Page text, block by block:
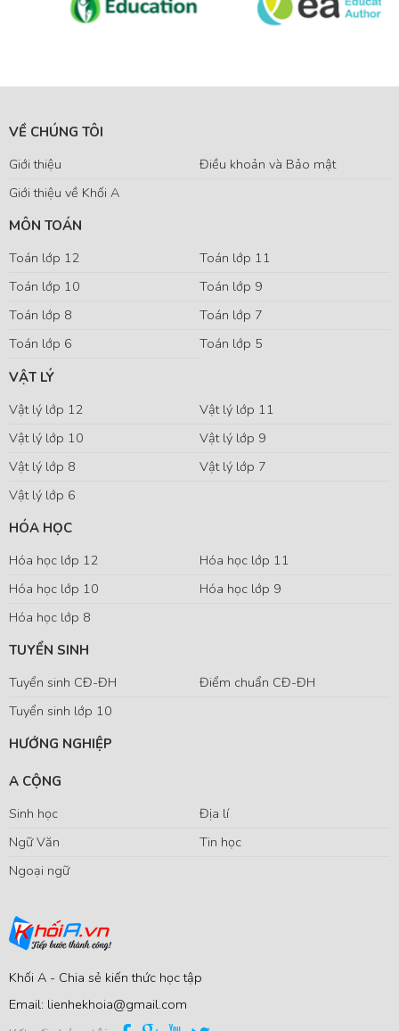
VỀ CHÚNG TÔI
Giới thiệu
Điều khoản và Bảo mật
Giới thiệu về Khối A
MÔN TOÁN
Toán lớp 12
Toán lớp 11
Toán lớp 10
Toán lớp 9
Toán lớp 8
Toán lớp 7
Toán lớp 6
Toán lớp 5
VẬT LÝ
Vật lý lớp 12
Vật lý lớp 11
Vật lý lớp 10
Vật lý lớp 9
Vật lý lớp 8
Vật lý lớp 7
Vật lý lớp 6
HÓA HỌC
Hóa học lớp 12
Hóa học lớp 11
Hóa học lớp 10
Hóa học lớp 9
Hóa học lớp 8
TUYỂN SINH
Tuyển sinh CĐ-ĐH
Điểm chuẩn CĐ-ĐH
Tuyển sinh lớp 10
HƯỚNG NGHIỆP
A CỘNG
Sinh học
Địa lí
Ngữ Văn
Tin học
Ngoại ngữ
Khối A - Chia sẻ kiến thức học tập
Email: lienhekhoia@gmail.com